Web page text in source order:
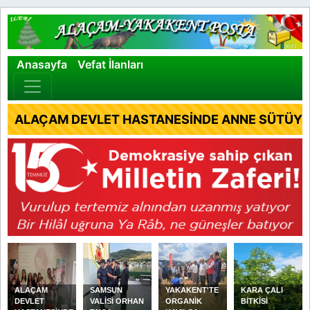
Anasayfa Vefat İlanları
ALAÇAM DEVLET HASTANESİNDE ANNE
ALAÇAM
DEVLET
SAMSUN
VALİSİ ORHAN
YAKAKENT'TE
ORGANİK
KARA ÇALI
BİTKİSİ
×